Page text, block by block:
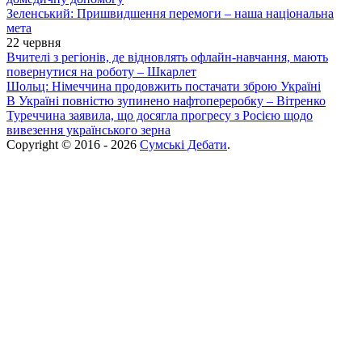
Зеленський: Пришвидшення перемоги – наша національна
мета
22 червня
Вчителі з регіонів, де відновлять офлайн-навчання, мають
повернутися на роботу – Шкарлет
Шольц: Німеччина продовжить постачати зброю Україні
В Україні повністю зупинено нафтопереробку – Вітренко
Туреччина заявила, що досягла прогресу з Росією щодо
вивезення українського зерна
Copyright © 2016 - 2026 Сумські Дебати.